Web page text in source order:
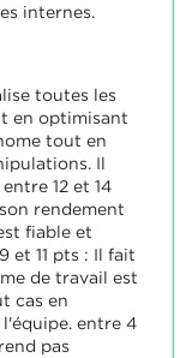
internes.
toutes les
en optimisant
tout en
Il
12 et 14
rendement
fiable et
et 11 pts : Il fait
de travail est
cas en
entre 4
pas